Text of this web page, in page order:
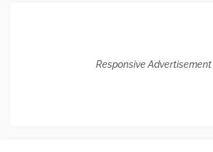
Responsive Advertisement